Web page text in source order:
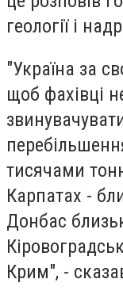
геології і
"Україна за
щоб фахівці
тисячами
Карпатах -
Донбас
Крим", -